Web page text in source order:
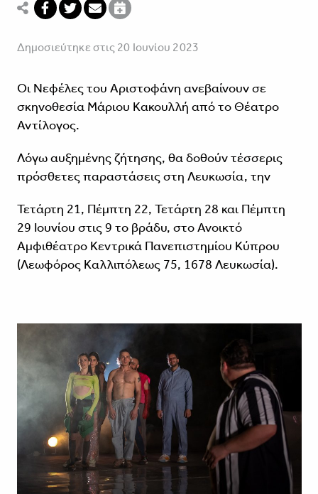
Δημοσιεύτηκε στις 20 Ιουνίου 2023
Οι Νεφέλες του Αριστοφάνη ανεβαίνουν σε
σκηνοθεσία Μάριου Κακουλλή από το Θέατρο
Αντίλογος.
Λόγω αυξημένης ζήτησης, θα δοθούν τέσσερις
πρόσθετες παραστάσεις στη Λευκωσία, την
Τετάρτη 21, Πέμπτη 22, Τετάρτη 28 και Πέμπτη
29 Ιουνίου στις 9 το βράδυ, στο Ανοικτό
Αμφιθέατρο Κεντρικά Πανεπιστημίου Κύπρου
(Λεωφόρος Καλλιπόλεως 75, 1678 Λευκωσία).